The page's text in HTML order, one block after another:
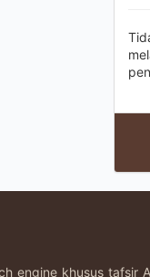
engine khusus tafsir